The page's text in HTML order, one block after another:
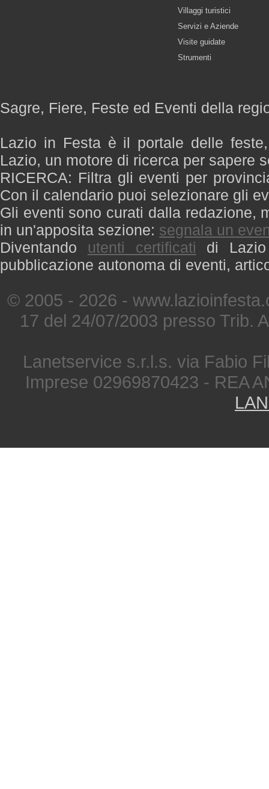
Villaggi turistici
Servizi e Aziende
Visite guidate
Strumenti
Sagre, Fiere, Feste ed Eventi della
Lazio in Festa è il portale delle
Lazio, un motore di ricerca per sapere
RICERCA: Filtra gli eventi per
Con il calendario puoi selezionare gli
Gli eventi sono curati dalla redazione,
in un'apposita sezione: segnala un
Diventando utenti certificati di
pubblicazione autonoma di eventi,
© 2005 - 2026 -
17 del 24/07/2003 presso Trib.
Lanetservice s.r.l.s. via Fabio
Imprese 02969870423 - REA